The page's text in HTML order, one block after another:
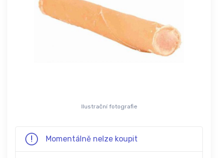
Ilustrační fotografie
Momentálně nelze koupit